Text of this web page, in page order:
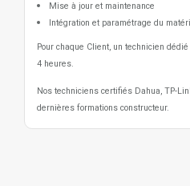
Mise à jour et maintenance
Intégration et paramétrage du
Pour chaque Client, un technicien
4 heures.
Nos techniciens certifiés Dahua, TP-
dernières formations constructeur.